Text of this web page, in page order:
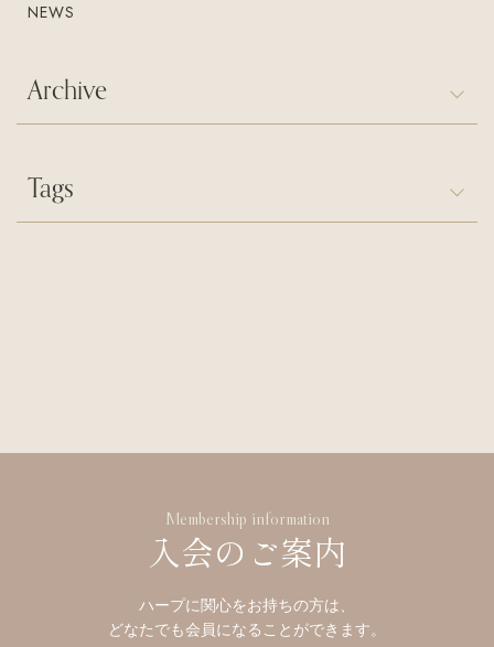
NEWS
Archive
Tags
Membership information
入会のご案内
ハープに関心をお持ちの方は、
どなたでも会員になることができます。